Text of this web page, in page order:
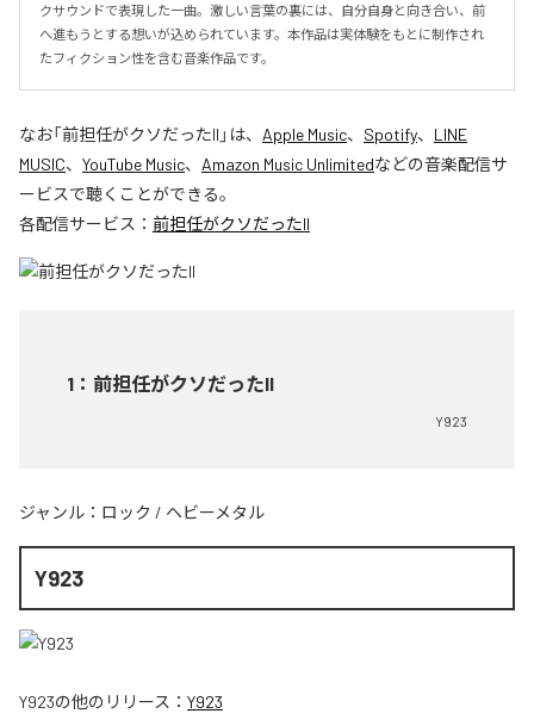
クサウンドで表現した一曲。激しい言葉の裏には、自分自身と向き合い、前
へ進もうとする想いが込められています。本作品は実体験をもとに制作され
たフィクション性を含む音楽作品です。
なお「前担任がクソだったII 」は、 Apple Music、 Spotify、 LINE
MUSIC、 YouTube Music、 Amazon Music Unlimitedなどの音楽配信サ
ービスで聴くことができる。
各配信サービス： 前担任がクソだったII
1 ： 前担任がクソだったII
Y923
ジャンル： ロック / ヘビーメタル
Y923
Y923の他のリリース： Y923